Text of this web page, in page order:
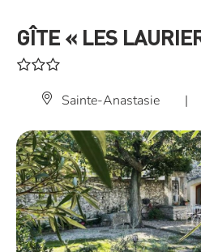
GÎTE « LES
Sainte-Anastasie |